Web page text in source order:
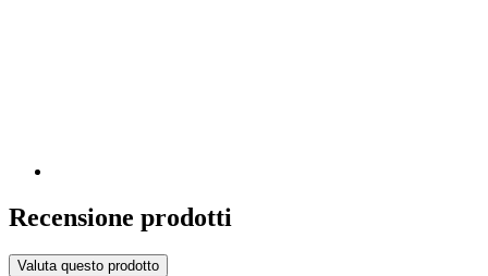
Recensione prodotti
Valuta questo prodotto